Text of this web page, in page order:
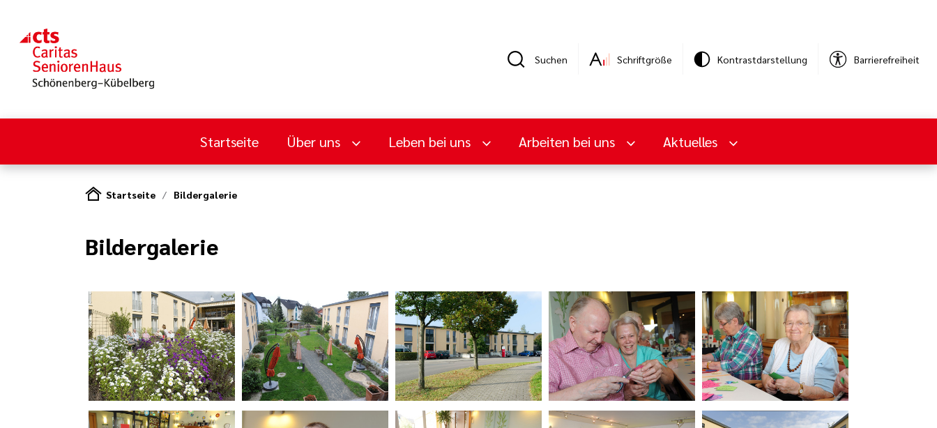
Suchen Schriftgröße Kontrastdarstellung Barrierefreiheit
Startseite Über uns Leben bei uns Arbeiten bei uns Aktuelles
Startseite Bildergalerie
Bildergalerie